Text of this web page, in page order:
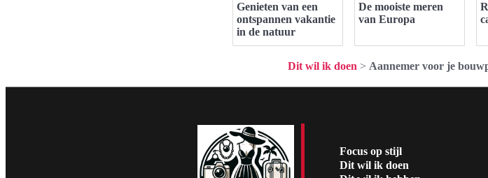
Genieten van een
ontspannen vakantie
in de natuur
De mooiste meren
van Europa
Dit wil ik doen > Aannemer voor je
Focus op stijl
Dit wil ik doen